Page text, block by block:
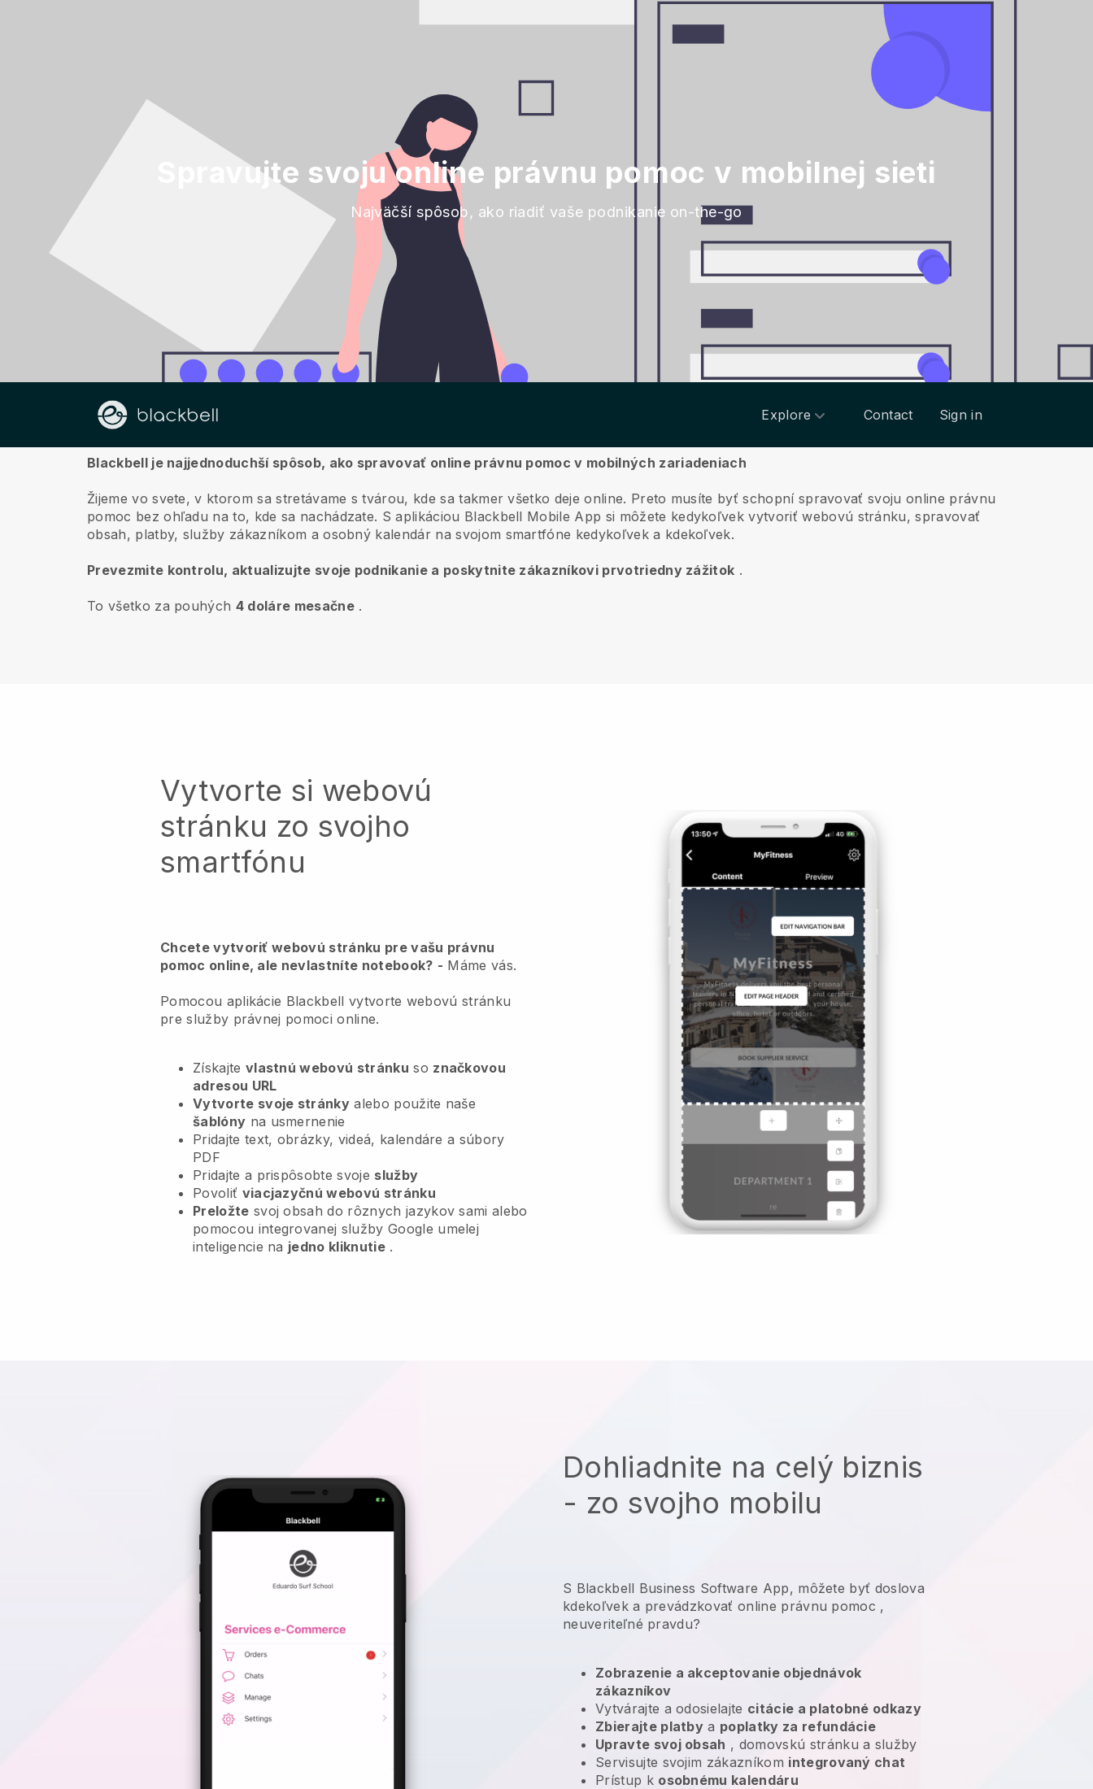
Spravujte svoju online právnu pomoc v mobilnej sieti
Najväčší spôsob, ako riadiť vaše podnikanie on-the-go
Explore Contact Sign in
O nás
Blackbell je najjednoduchší spôsob, ako spravovať online právnu pomoc v mobilných zariadeniach
Žijeme vo svete, v ktorom sa stretávame s tvárou, kde sa takmer všetko deje online. Preto musíte byť schopní spravovať svoju online právnu
pomoc bez ohľadu na to, kde sa nachádzate. S aplikáciou Blackbell Mobile App si môžete kedykoľvek vytvoriť webovú stránku, spravovať
obsah, platby, služby zákazníkom a osobný kalendár na svojom smartfóne kedykoľvek a kdekoľvek.
Prevezmite kontrolu, aktualizujte svoje podnikanie a poskytnite zákazníkovi prvotriedny zážitok .
To všetko za pouhých 4 doláre mesačne.
Vytvorte si webovú
stránku zo svojho
smartfónu
Chcete vytvoriť webovú stránku pre vašu právnu
pomoc online, ale nevlastníte notebook? - Máme vás.
Pomocou aplikácie Blackbell vytvorte webovú stránku
pre služby právnej pomoci online.
Získajte vlastnú webovú stránku so značkovou
adresou URL
Vytvorte svoje stránky alebo použite naše
šablóny na usmernenie
Pridajte text, obrázky, videá, kalendáre a súbory
PDF
Pridajte a prispôsobte svoje služby
Povoliť viacjazyčnú webovú stránku
Preložte svoj obsah do rôznych jazykov sami alebo
pomocou integrovanej služby Google umelej
inteligencie na jedno kliknutie.
Dohliadnite na celý biznis
- zo svojho mobilu
S Blackbell Business Software App, môžete byť doslova
kdekoľvek a prevádzkovať online právnu pomoc ,
neuveriteľné pravdu?
Zobrazenie a akceptovanie objednávok
zákazníkov
Vytvárajte a odosielajte citácie a platobné odkazy
Zbierajte platby a poplatky za refundácie
Upravte svoj obsah , domovskú stránku a služby
Servisujte svojim zákazníkom integrovaný chat
Prístup k osobnému kalendáru